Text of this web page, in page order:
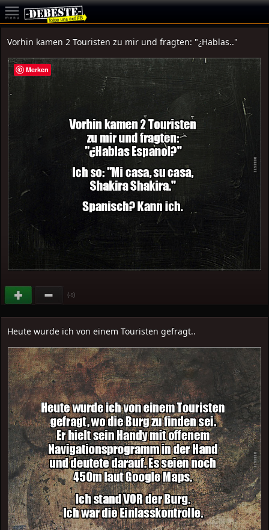
Vorhin kamen 2 Touristen zu mir und fragten: "¿Hablas.."
(-9)
Heute wurde ich von einem Touristen gefragt..
Merken